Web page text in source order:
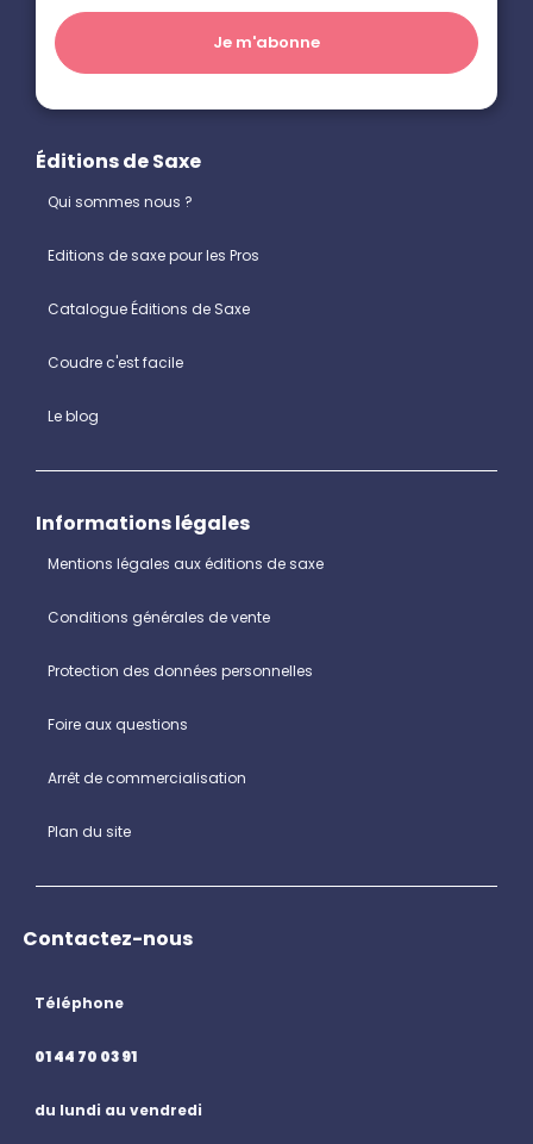
Éditions de Saxe
Qui sommes nous ?
Editions de saxe pour les Pros
Catalogue Éditions de Saxe
Coudre c'est facile
Le blog
Informations légales
Mentions légales aux éditions de saxe
Conditions générales de vente
Protection des données personnelles
Foire aux questions
Arrêt de commercialisation
Plan du site
Contactez-nous
Téléphone
01 44 70 03 91
du lundi au vendredi